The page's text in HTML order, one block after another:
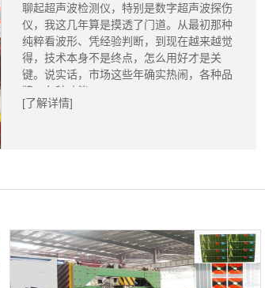
聊起超声波检测仪，特别是数字超声波探伤
仪，我这几年算是摸透了门道。从最初那种
纯粹看波形、凭经验判断，到现在越来越觉
得，技术本身不是终点，怎么用好才是关
键。说实话，市场这些年确实热闹，各种品
牌、各种功能...
[了解详情]